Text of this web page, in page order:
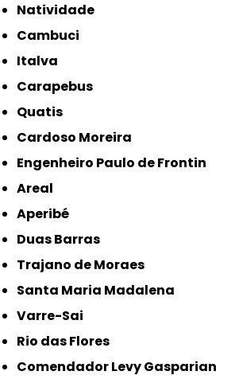
Natividade
Cambuci
Italva
Carapebus
Quatis
Cardoso Moreira
Engenheiro Paulo de Frontin
Areal
Aperibé
Duas Barras
Trajano de Moraes
Santa Maria Madalena
Varre-Sai
Rio das Flores
Comendador Levy Gasparian